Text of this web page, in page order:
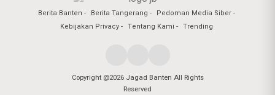
Berita Banten Berita Tangerang
Pedoman Media Siber
Kebijakan Privacy
Tentang Kami Trending
Copyright @2026 Jagad Banten All Rights
Reserved